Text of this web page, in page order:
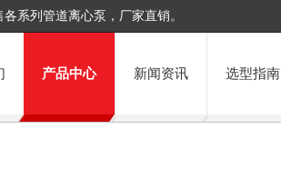
系列管道离心泵，厂家直销。
产品中心 新闻资讯 选型指南